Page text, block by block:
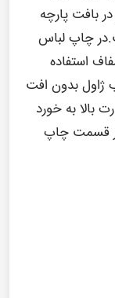
استر در بافت پارچه
چاپ لباس
استفاده
بدون افت
بالا به خورد
قسمت چاپ